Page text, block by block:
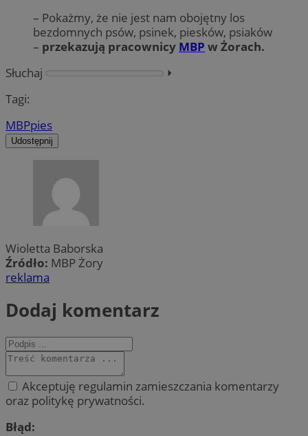
– Pokażmy, że nie jest nam obojętny los
bezdomnych psów, psinek, piesków, psiaków
– przekazują pracownicy MBP w Żorach.
Słuchaj
⏵︎
Tagi:
MBPpies
Udostępnij
Wioletta Baborska
Źródło: MBP Żory
reklama
Dodaj komentarz
Akceptuję regulamin zamieszczania komentarzy
oraz politykę prywatności.
Błąd: